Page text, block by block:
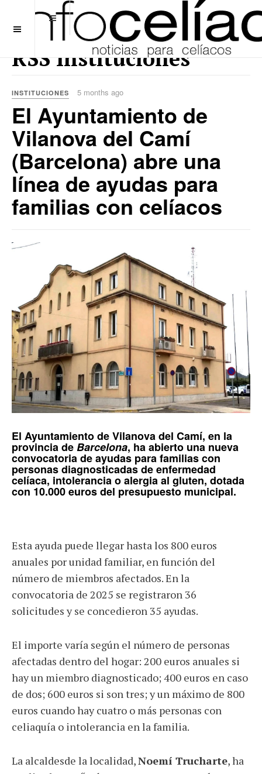
RSS Instituciones
INSTITUCIONES 5 months ago
El Ayuntamiento de
Vilanova del Camí
(Barcelona) abre una
línea de ayudas para
familias con celíacos
El Ayuntamiento de Vilanova del Camí, en la
provincia deBarcelona, ha abierto una nueva
convocatoria de ayudas para familias con
personas diagnosticadas de enfermedad
celíaca, intolerancia o alergia al gluten, dotada
con 10.000 euros del presupuesto municipal.
Esta ayuda puede llegar hasta los 800 euros
anuales por unidad familiar, en función del
número de miembros afectados. En la
convocatoria de 2025 se registraron 36
solicitudes y se concedieron 35 ayudas.
El importe varía según el número de personas
afectadas dentro del hogar: 200 euros anuales si
hay un miembro diagnosticado; 400 euros en caso
de dos; 600 euros si son tres; y un máximo de 800
euros cuando hay cuatro o más personas con
celiaquía o intolerancia en la familia.
La alcaldesde la localidad,Noemí Trucharte, ha